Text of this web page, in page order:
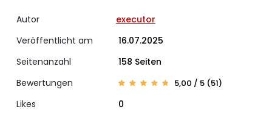
Autor
executor
Veröffentlicht am
16.07.2025
Seitenanzahl
158 Seiten
Bewertungen
4.96
5,00 / 5 (51)
Likes 0